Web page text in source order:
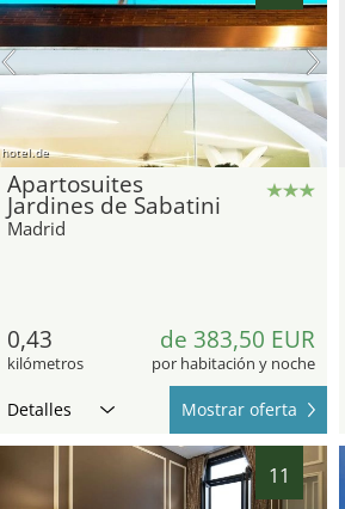
hotel.de
Apartosuites
Jardines de Sabatini
Madrid
0,43
kilómetros
de 383,50 EUR
por habitación y noche
Detalles Mostrar oferta
11